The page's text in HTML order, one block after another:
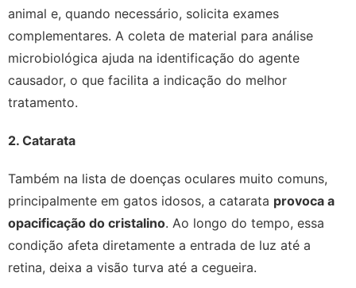
animal e, quando necessário, solicita exames
complementares. A coleta de material para análise
microbiológica ajuda na identificação do agente
causador, o que facilita a indicação do melhor
tratamento.
2. Catarata
Também na lista de doenças oculares muito comuns,
principalmente em gatos idosos, a catarata provoca a
opacificação do cristalino. Ao longo do tempo, essa
condição afeta diretamente a entrada de luz até a
retina, deixa a visão turva até a cegueira.